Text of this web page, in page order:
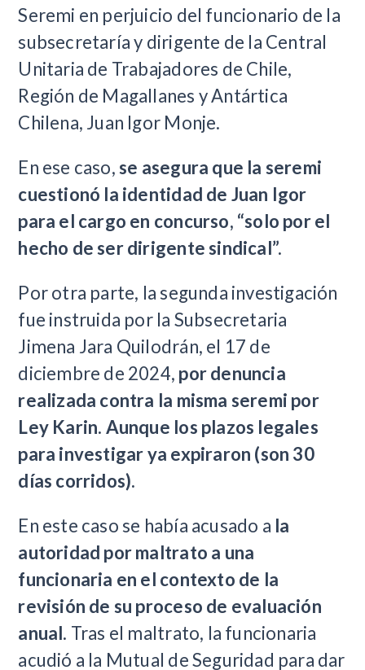
Seremi en perjuicio del funcionario de la
subsecretaría y dirigente de la Central
Unitaria de Trabajadores de Chile,
Región de Magallanes y Antártica
Chilena, Juan Igor Monje.
En ese caso,se asegura que la seremi
cuestionó la identidad de Juan Igor
para el cargo en concurso, “solo por el
hecho de ser dirigente sindical”.
Por otra parte, la segunda investigación
fue instruida por la Subsecretaria
Jimena Jara Quilodrán, el 17 de
diciembre de 2024, por denuncia
realizada contra la misma seremi por
Ley Karin. Aunque los plazos legales
para investigar ya expiraron (son 30
días corridos).
En este caso se había acusado a la
autoridad por maltrato a una
funcionaria en el contexto de la
revisión de su proceso de evaluación
anual. Tras el maltrato, la funcionaria
acudió a la Mutual de Seguridad para dar